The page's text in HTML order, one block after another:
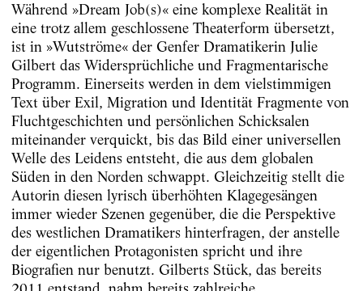
Während »Dream Job(s)« eine komplexe Realität in
eine trotz allem geschlossene Theaterform übersetzt,
ist in »Wutströme« der Genfer Dramatikerin Julie
Gilbert das Widersprüchliche und Fragmentarische
Programm. Einerseits werden in dem vielstimmigen
Text über Exil, Migration und Identität Fragmente von
Fluchtgeschichten und persönlichen Schicksalen
miteinander verquickt, bis das Bild einer universellen
Welle des Leidens entsteht, die aus dem globalen
Süden in den Norden schwappt. Gleichzeitig stellt die
Autorin diesen lyrisch überhöhten Klagegesängen
immer wieder Szenen gegenüber, die die Perspektive
des westlichen Dramatikers hinterfragen, der anstelle
der eigentlichen Protagonisten spricht und ihre
Biografien nur benutzt. Gilberts Stück, das bereits